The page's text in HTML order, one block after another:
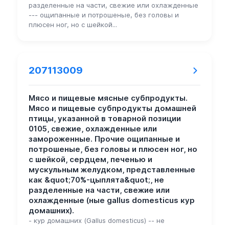
разделенные на части, свежие или охлажденные
--- ощипанные и потрошеные, без головы и
плюсен ног, но с шейкой...
207113009
Мясо и пищевые мясные субпродукты.
Мясо и пищевые субпродукты домашней
птицы, указанной в товарной позиции
0105, свежие, охлажденные или
замороженные. Прочие ощипанные и
потрошеные, без головы и плюсен ног, но
с шейкой, сердцем, печенью и
мускульным желудком, представленные
как &quot;70%-цыплята&quot;, не
разделенные на части, свежие или
охлажденные (ные gallus domesticus кур
домашних).
- кур домашних (Gallus domesticus) -- не